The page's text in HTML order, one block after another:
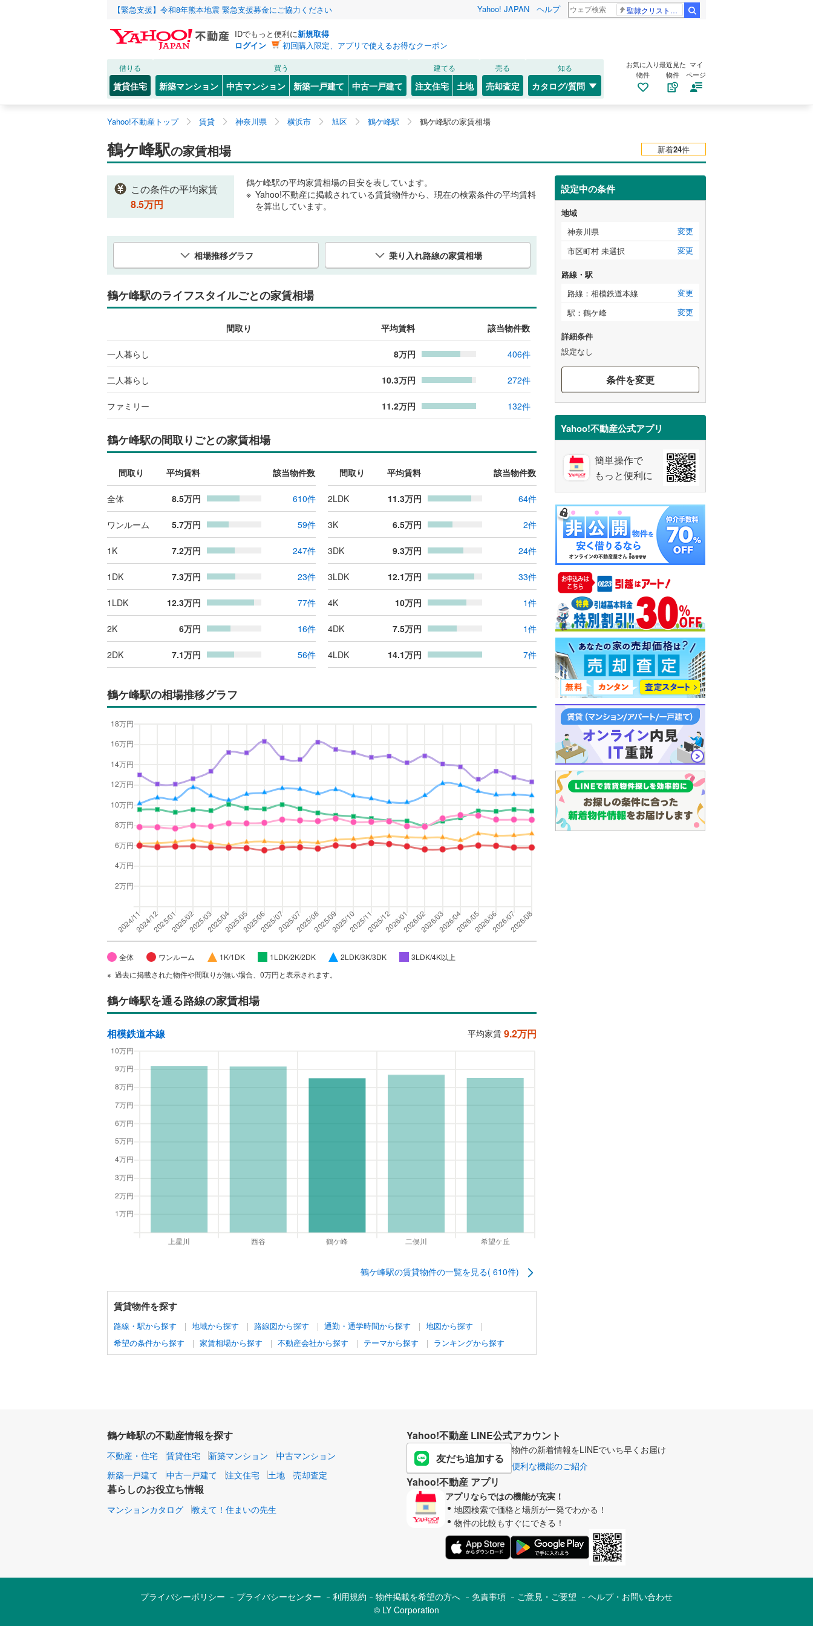
【緊急支援】令和8年熊本地震 緊急支援募金にご協力ください Yahoo! JAPAN ヘルプ 聖隷クリストファー高校
IDでもっと便利に新規取得
ログイン
初回購入限定、アプリで使えるお得なクーポン
借りる
賃貸住宅
買う
新築マンション 中古マンション 新築一戸建て 中古一戸建て
建てる
注文住宅 土地
売る
売却査定
知る
カタログ/質問
お気に入り
物件
最近見た
物件
マイ
ページ
Yahoo!不動産トップ 賃貸 神奈川県 横浜市 旭区 鶴ケ峰駅 鶴ケ峰駅の家賃相場
鶴ケ峰駅の家賃相場 新着24件
この条件の平均家賃
8.5万円
鶴ケ峰駅の平均家賃相場の目安を表しています。
Yahoo!不動産に掲載されている賃貸物件から、現在の検索条件の平均賃料
を算出しています。
相場推移グラフ 乗り入れ路線の家賃相場
鶴ケ峰駅のライフスタイルごとの家賃相場
間取り 平均賃料 該当物件数
一人暮らし 8万円 406件
二人暮らし 10.3万円 272件
ファミリー 11.2万円 132件
鶴ケ峰駅の間取りごとの家賃相場
間取り 平均賃料 該当物件数 間取り 平均賃料 該当物件数
全体 8.5万円 610件 2LDK 11.3万円 64件
ワンルーム 5.7万円 59件 3K 6.5万円 2件
1K 7.2万円 247件 3DK 9.3万円 24件
1DK 7.3万円 23件 3LDK 12.1万円 33件
1LDK 12.3万円 77件 4K 10万円 1件
2K 6万円 16件 4DK 7.5万円 1件
2DK 7.1万円 56件 4LDK 14.1万円 7件
鶴ケ峰駅の相場推移グラフ
全体 ワンルーム 1K/1DK 1LDK/2K/2DK 2LDK/3K/3DK
3LDK/4K以上
過去に掲載された物件や間取りが無い場合、0万円と表示されます。
鶴ケ峰駅を通る路線の家賃相場
相模鉄道本線 平均家賃 9.2万円
鶴ケ峰駅の賃貸物件の一覧を見る( 610件)
賃貸物件を探す
路線・駅から探す 地域から探す 路線図から探す 通勤・通学時間から探す
地図から探す
希望の条件から探す
家賃相場から探す 不動産会社から探す テーマから探す ランキングから探す
設定中の条件
地域
神奈川県
変更
市区町村 未選択
変更
路線・駅
路線：相模鉄道本線
変更
駅：鶴ケ峰
変更
詳細条件
設定なし
条件を変更
Yahoo!不動産公式アプリ
簡単操作で
もっと便利に
鶴ケ峰駅の不動産情報を探す
不動産・住宅 賃貸住宅 新築マンション
中古マンション
新築一戸建て
中古一戸建て 注文住宅 土地 売却査定
暮らしのお役立ち情報
マンションカタログ 教えて！住まいの先生
Yahoo!不動産 LINE公式アカウント
友だち追加する
物件の新着情報をLINEでいち早くお届け
便利な機能のご紹介
Yahoo!不動産 アプリ
アプリならではの機能が充実！
地図検索で価格と場所が一発でわかる！
物件の比較もすぐにできる！
プライバシーポリシー プライバシーセンター 利用規約 物件掲載を希望の方へ 免責事項 ご意見・ご要望
ヘルプ・お問い合わせ
© LY Corporation